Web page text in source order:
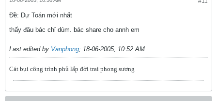
Ðề: Dự Toán mới nhất
thấy đău bác chỉ dùm. bác share cho annh em
Last edited by Vanphong; 18-06-2005, 10:52 AM.
Cát bụi công trình phủ lấp đời trai phong sương